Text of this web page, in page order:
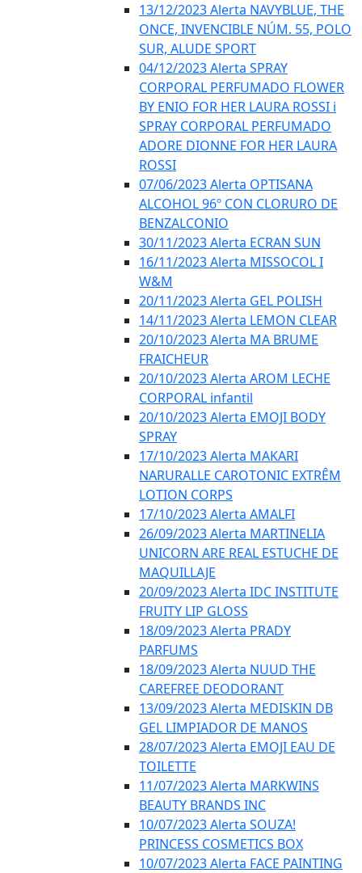
13/12/2023 Alerta NAVYBLUE, THE
ONCE, INVENCIBLE NÚM. 55, POLO
SUR, ALUDE SPORT
04/12/2023 Alerta SPRAY
CORPORAL PERFUMADO FLOWER
BY ENIO FOR HER LAURA ROSSI i
SPRAY CORPORAL PERFUMADO
ADORE DIONNE FOR HER LAURA
ROSSI
07/06/2023 Alerta OPTISANA
ALCOHOL 96º CON CLORURO DE
BENZALCONIO
30/11/2023 Alerta ECRAN SUN
16/11/2023 Alerta MISSOCOL I
W&M
20/11/2023 Alerta GEL POLISH
14/11/2023 Alerta LEMON CLEAR
20/10/2023 Alerta MA BRUME
FRAICHEUR
20/10/2023 Alerta AROM LECHE
CORPORAL infantil
20/10/2023 Alerta EMOJI BODY
SPRAY
17/10/2023 Alerta MAKARI
NARURALLE CAROTONIC EXTRÊM
LOTION CORPS
17/10/2023 Alerta AMALFI
26/09/2023 Alerta MARTINELIA
UNICORN ARE REAL ESTUCHE DE
MAQUILLAJE
20/09/2023 Alerta IDC INSTITUTE
FRUITY LIP GLOSS
18/09/2023 Alerta PRADY
PARFUMS
18/09/2023 Alerta NUUD THE
CAREFREE DEODORANT
13/09/2023 Alerta MEDISKIN DB
GEL LIMPIADOR DE MANOS
28/07/2023 Alerta EMOJI EAU DE
TOILETTE
11/07/2023 Alerta MARKWINS
BEAUTY BRANDS INC
10/07/2023 Alerta SOUZA!
PRINCESS COSMETICS BOX
10/07/2023 Alerta FACE PAINTING